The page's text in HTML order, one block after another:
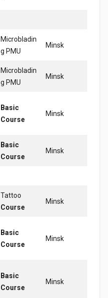
Microbladin
g PMU
Minsk
Microbladin
g PMU
Minsk
Basic
Course
Minsk
Basic
Course
Minsk
Tattoo
Course
Minsk
Basic
Course
Minsk
Basic
Course
Minsk